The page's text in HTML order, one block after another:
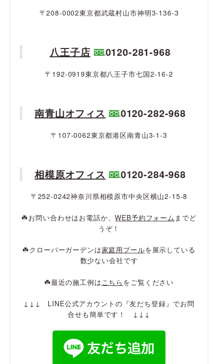
〒208-0002東京都武蔵村山市神明3-136-3
八王子店 0120-281-968
〒192-0919東京都八王子市七国2-16-2
南青山オフィス 0120-282-968
〒107-0062東京都港区南青山3-1-3
相模原オフィス 0120-284-968
〒252-0242神奈川県相模原市中央区横山2-15-8
☘️お問い合わせはお電話か、WEB予約フォーム までど
うぞ！
☘️クローバーガーデンは家庭用プールを展示している
数少ない会社です
☘️最近の施工例は こちら をご覧ください
↓↓↓ LINE公式アカウントの『友だち登録』でお問
合せも簡単です！ ↓↓↓